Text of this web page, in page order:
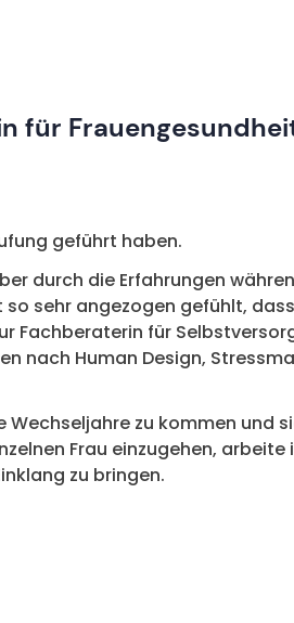
für
geführt haben.
durch die Erfahrungen
sehr angezogen gefühlt,
Fachberaterin für
nach Human Design,
Wechseljahre zu kommen und
Frau einzugehen,
zu bringen.